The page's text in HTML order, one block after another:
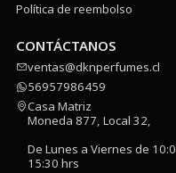
Política de reembolso
CONTÁCTANOS
ventas@dknperfumes.cl
56957986459
Casa Matriz
Moneda 877, Local 32,
De Lunes a Viernes de
15:30 hrs